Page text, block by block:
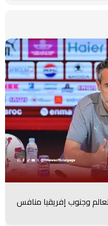
وجنوب إفريقيا منافس